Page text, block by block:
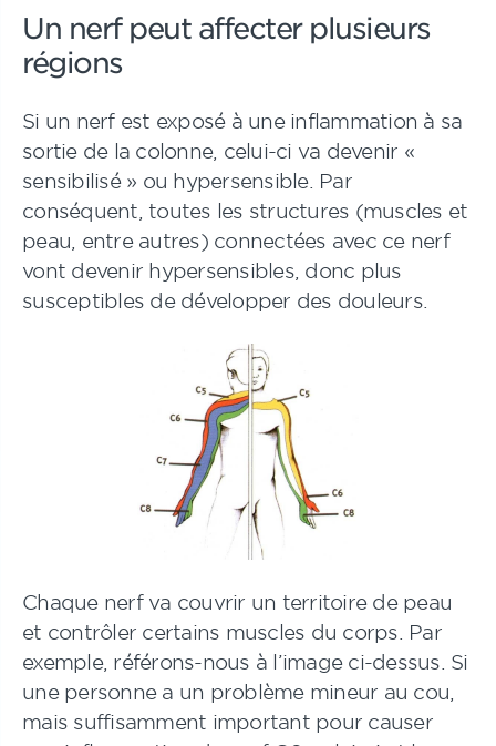
Un nerf peut affecter plusieurs
régions
Si un nerf est exposé à une inflammation à sa
sortie de la colonne, celui-ci va devenir «
sensibilisé » ou hypersensible. Par
conséquent, toutes les structures (muscles et
peau, entre autres) connectées avec ce nerf
vont devenir hypersensibles, donc plus
susceptibles de développer des douleurs.
Chaque nerf va couvrir un territoire de peau
et contrôler certains muscles du corps. Par
exemple, référons-nous à l’image ci-dessus. Si
une personne a un problème mineur au cou,
mais suffisamment important pour causer